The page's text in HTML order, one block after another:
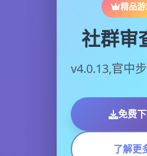
精品
社群审
v4.0.13,官中
免费
了解更